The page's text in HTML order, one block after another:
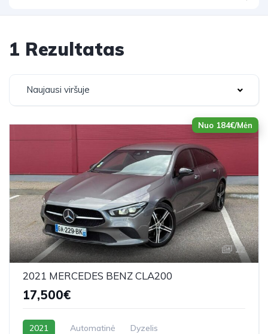
1 Rezultatas
Naujausi viršuje
Nuo 184€/Mėn
12
2021 MERCEDES BENZ CLA200
17,500€
2021 Automatinė Dyzelis